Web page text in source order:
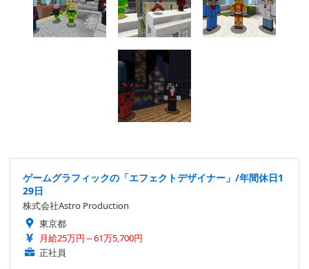
ゲームグラフィックの「エフェクトデザイナー」/年間休日1
29日
株式会社Astro Production
東京都
月給25万円～61万5,700円
正社員